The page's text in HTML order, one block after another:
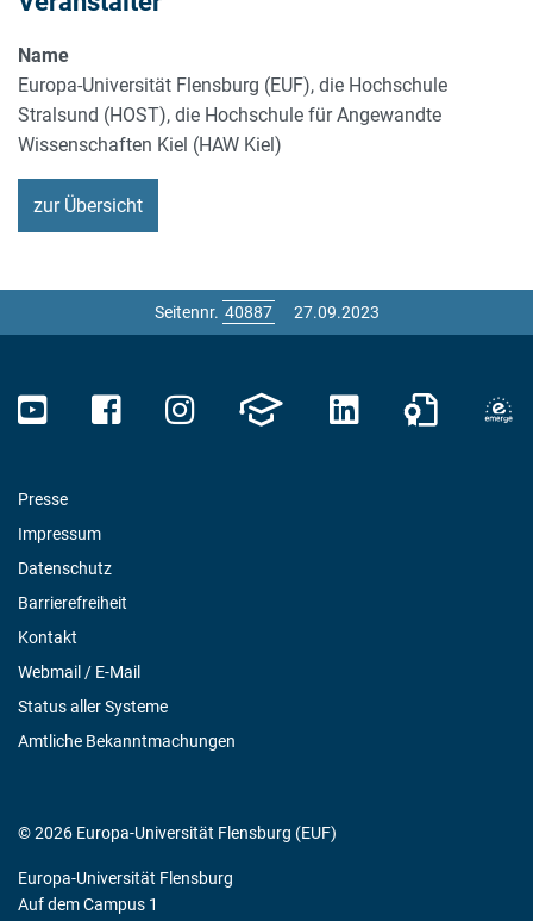
Name
Europa-Universität Flensburg (EUF), die Hochschule
Stralsund (HOST), die Hochschule für Angewandte
Wissenschaften Kiel (HAW Kiel)
zur Übersicht
Seitennr. 27.09.2023
Presse
Impressum
Datenschutz
Barrierefreiheit
Kontakt
Webmail / E-Mail
Status aller Systeme
Amtliche Bekanntmachungen
© 2026 Europa-Universität Flensburg (EUF)
Europa-Universität Flensburg
Auf dem Campus 1